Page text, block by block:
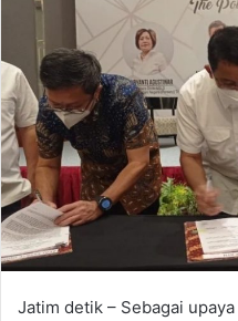
Jatim detik – Sebagai